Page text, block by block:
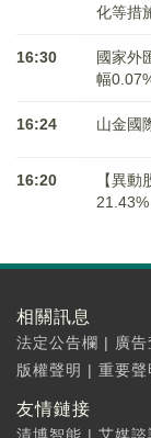
化等措
16:30
國家外
幅
16:24 山金國
16:20
【異
相關訊息
法定公告欄 | 廣告
版權聲明 | 重要聲
友情鏈接